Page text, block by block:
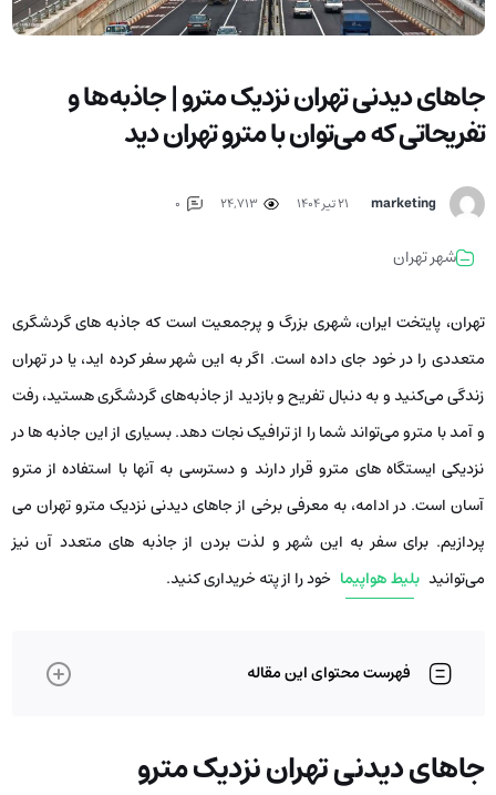
جاهای دیدنی تهران نزدیک مترو | جاذبه‌ها و
تفریحاتی که می‌توان با مترو تهران دید
۲۱ تیر ۱۴۰۴ 24,713
شهر تهران
تهران، پایتخت ایران، شهری بزرگ و پرجمعیت است که جاذبه های گردشگری
متعددی را در خود جای داده است. اگر به این شهر سفر کرده اید، یا در تهران
زندگی می‌کنید و به دنبال تفریح و بازدید از جاذبه‌های گردشگری هستید، رفت
و آمد با مترو می‌تواند شما را از ترافیک نجات دهد. بسیاری از این جاذبه ها در
نزدیکی ایستگاه های مترو قرار دارند و دسترسی به آنها با استفاده از مترو
آسان است. در ادامه، به معرفی برخی از جاهای دیدنی نزدیک مترو تهران می
پردازیم. برای سفر به این شهر و لذت بردن از جاذبه های متعدد آن نیز
می‌توانید بلیط هواپیما خود را از پته خریداری کنید.
فهرست محتوای این مقاله
جاهای دیدنی تهران نزدیک مترو